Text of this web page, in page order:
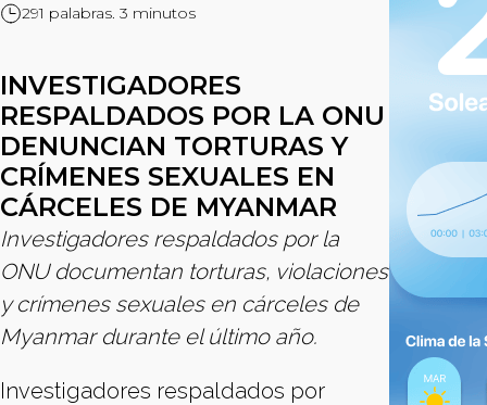
291 palabras. 3 minutos
INVESTIGADORES
RESPALDADOS POR LA ONU
DENUNCIAN TORTURAS Y
CRÍMENES SEXUALES EN
CÁRCELES DE MYANMAR
Investigadores respaldados por la
ONU documentan torturas, violaciones
y crímenes sexuales en cárceles de
Myanmar durante el último año.
Investigadores respaldados por